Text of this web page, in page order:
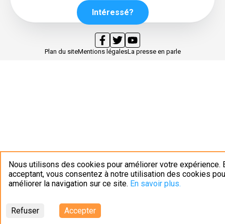
Nous utilisons des cookies pour améliorer votre expérience.
acceptant, vous consentez à notre utilisation des cookies
améliorer la navigation sur ce site. En savoir plus.
Refuser Accepter
Intéressé?
Plan du siteMentions légalesLa presse en parle